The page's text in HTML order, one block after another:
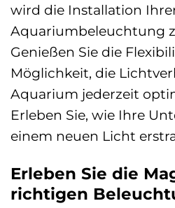
wird die Installation
Aquariumbeleuchtung
Genießen Sie die
Möglichkeit, die
Aquarium jederzeit
Erleben Sie, wie Ihre
einem neuen Licht
Erleben Sie die
richtigen